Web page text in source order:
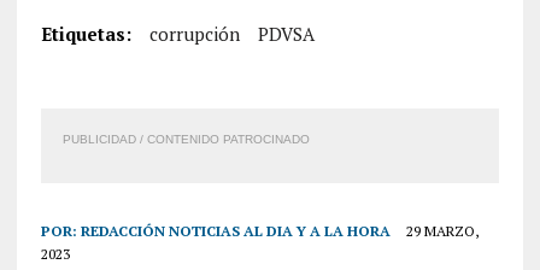
Etiquetas: corrupción PDVSA
PUBLICIDAD / CONTENIDO PATROCINADO
POR: REDACCIÓN NOTICIAS AL DIA Y A LA HORA
29 MARZO,
2023